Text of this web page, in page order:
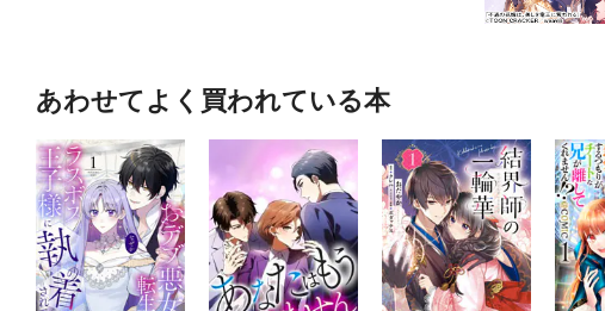
あわせてよく買われている本